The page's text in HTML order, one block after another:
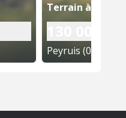
Terrain à bâtir
Peyruis (04)